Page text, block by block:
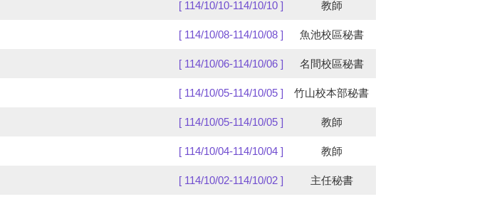
[ 114/10/10-114/10/10 ] 教師
[ 114/10/08-114/10/08 ] 魚池校區秘書
[ 114/10/06-114/10/06 ] 名間校區秘書
[ 114/10/05-114/10/05 ] 竹山校本部秘書
[ 114/10/05-114/10/05 ] 教師
[ 114/10/04-114/10/04 ] 教師
[ 114/10/02-114/10/02 ] 主任秘書